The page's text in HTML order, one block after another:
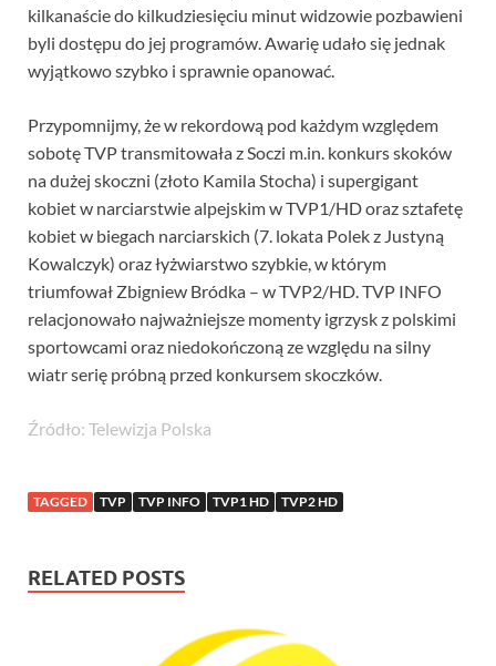
kilkanaście do kilkudziesięciu minut widzowie pozbawieni
byli dostępu do jej programów. Awarię udało się jednak
wyjątkowo szybko i sprawnie opanować.
Przypomnijmy, że w rekordową pod każdym względem
sobotę TVP transmitowała z Soczi m.in. konkurs skoków
na dużej skoczni (złoto Kamila Stocha) i supergigant
kobiet w narciarstwie alpejskim w TVP1/HD oraz sztafetę
kobiet w biegach narciarskich (7. lokata Polek z Justyną
Kowalczyk) oraz łyżwiarstwo szybkie, w którym
triumfował Zbigniew Bródka – w TVP2/HD. TVP INFO
relacjonowało najważniejsze momenty igrzysk z polskimi
sportowcami oraz niedokończoną ze względu na silny
wiatr serię próbną przed konkursem skoczków.
Źródło: Telewizja Polska
TAGGED TVP TVP INFO TVP1 HD TVP2 HD
RELATED POSTS